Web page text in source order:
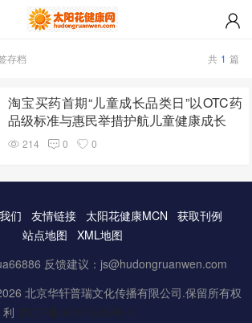
存档 共 1 篇
淘宝买药首期“儿童成长品类日”以OTC药
品级标准与惠民举措护航儿童健康成长
214 0 0
们 友情链接 太阳花健康MCN
获取刊例
站点地图
XML地图
反馈建议：js@hudongruanwen.com
北京华轩普瑞文化传播有限公司.保留所有权
利 京ICP备16061888号-3